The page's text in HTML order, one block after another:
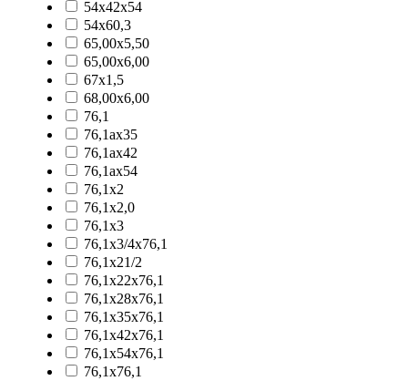
54x42x54
54x60,3
65,00x5,50
65,00x6,00
67x1,5
68,00x6,00
76,1
76,1ax35
76,1ax42
76,1ax54
76,1x2
76,1x2,0
76,1x3
76,1x3/4x76,1
76,1x21/2
76,1x22x76,1
76,1x28x76,1
76,1x35x76,1
76,1x42x76,1
76,1x54x76,1
76,1x76,1